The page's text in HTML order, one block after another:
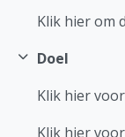
Collapse
Doel